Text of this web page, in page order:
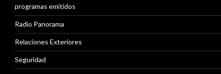
programas emitidos
Radio Panorama
Relaciones Exteriores
Seguridad